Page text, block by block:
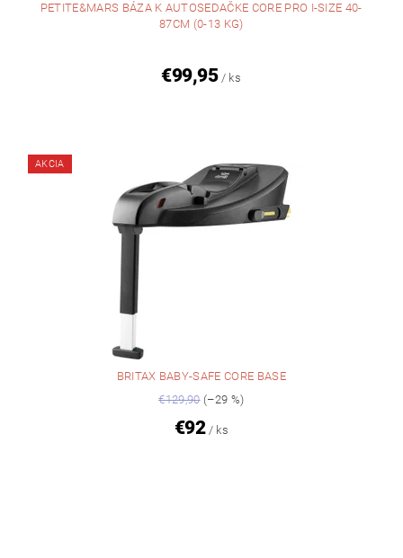
PETITE&MARS BÁZA K AUTOSEDAČKE CORE PRO I-SIZE 40-
87CM (0-13 KG)
€99,95 / ks
AKCIA
BRITAX BABY-SAFE CORE BASE
€129,90(–29 %)
€92 / ks